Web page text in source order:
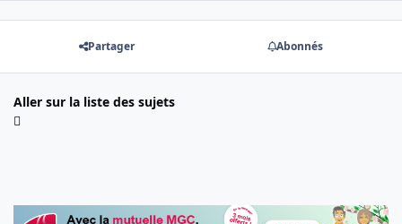
Partager Abonnés
Aller sur la liste des sujets